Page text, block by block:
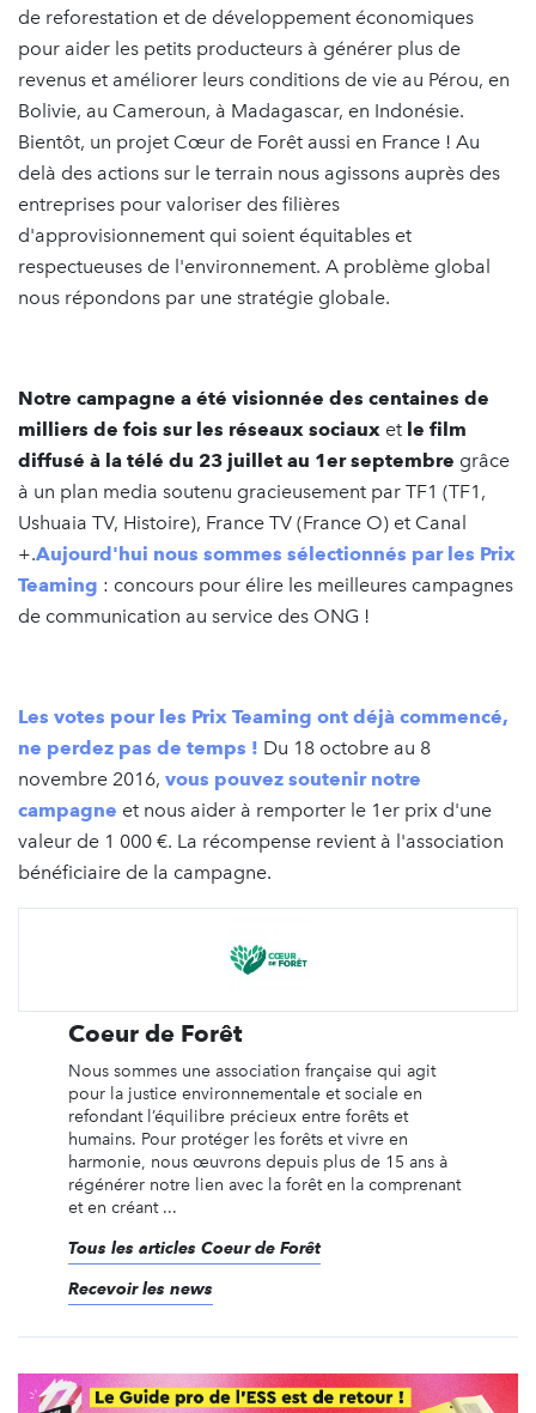
de reforestation et de développement économiques
pour aider les petits producteurs à générer plus de
revenus et améliorer leurs conditions de vie au Pérou, en
Bolivie, au Cameroun, à Madagascar, en Indonésie.
Bientôt, un projet Cœur de Forêt aussi en France ! Au
delà des actions sur le terrain nous agissons auprès des
entreprises pour valoriser des filières
d'approvisionnement qui soient équitables et
respectueuses de l'environnement. A problème global
nous répondons par une stratégie globale.
Notre campagne a été visionnée des centaines de
milliers de fois sur les réseaux sociaux et le film
diffusé à la télé du 23 juillet au 1er septembre grâce
à un plan media soutenu gracieusement par TF1 (TF1,
Ushuaia TV, Histoire), France TV (France O) et Canal
+.Aujourd'hui nous sommes sélectionnés par les Prix
Teaming : concours pour élire les meilleures campagnes
de communication au service des ONG !
Les votes pour les Prix Teaming ont déjà commencé,
ne perdez pas de temps ! Du 18 octobre au 8
novembre 2016, vous pouvez soutenir notre
campagne et nous aider à remporter le 1er prix d'une
valeur de 1 000 €. La récompense revient à l'association
bénéficiaire de la campagne.
Coeur de Forêt
Nous sommes une association française qui agit
pour la justice environnementale et sociale en
refondant l’équilibre précieux entre forêts et
humains. Pour protéger les forêts et vivre en
harmonie, nous œuvrons depuis plus de 15 ans à
régénérer notre lien avec la forêt en la comprenant
et en créant ...
Tous les articles Coeur de Forêt
Recevoir les news